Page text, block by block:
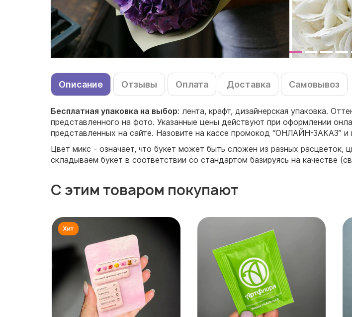
Описание Отзывы Оплата Доставка Самовывоз
Бесплатная упаковка на выбор: лента, крафт, дизайнерская упаковка.
представленного на фото. Указанные цены действуют при оформлении
представленных на сайте. Назовите на кассе промокод “ОНЛАЙН-ЗАКАЗ” и
Цвет микс - означает, что букет может быть сложен из разных расцветок,
складываем букет в соответствии со стандартом базируясь на качестве
С этим товаром покупают